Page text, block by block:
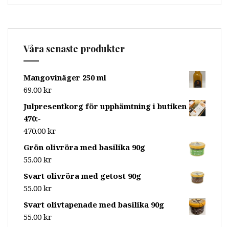
Våra senaste produkter
Mangovinäger 250 ml
69.00 kr
Julpresentkorg för upphämtning i butiken
470:-
470.00 kr
Grön olivröra med basilika 90g
55.00 kr
Svart olivröra med getost 90g
55.00 kr
Svart olivtapenade med basilika 90g
55.00 kr